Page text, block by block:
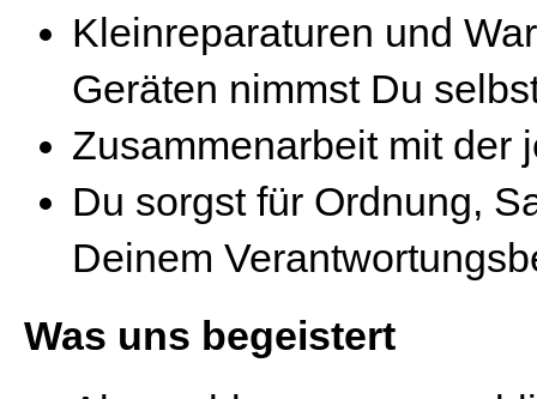
Kleinreparaturen und
Geräten nimmst Du
Zusammenarbeit mit der
Du sorgst für Ordnung,
Deinem
Was uns begeistert